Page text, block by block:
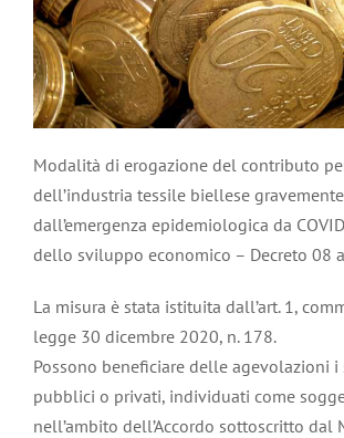
Modalità di erogazione del contributo
dell’industria tessile biellese
dall’emergenza epidemiologica da
dello sviluppo economico – Decreto 08
La misura è stata istituita dall’art. 1,
legge 30 dicembre 2020, n. 178.
Possono beneficiare delle agevolazioni i
pubblici o privati, individuati come
nell’ambito dell’Accordo sottoscritto dal